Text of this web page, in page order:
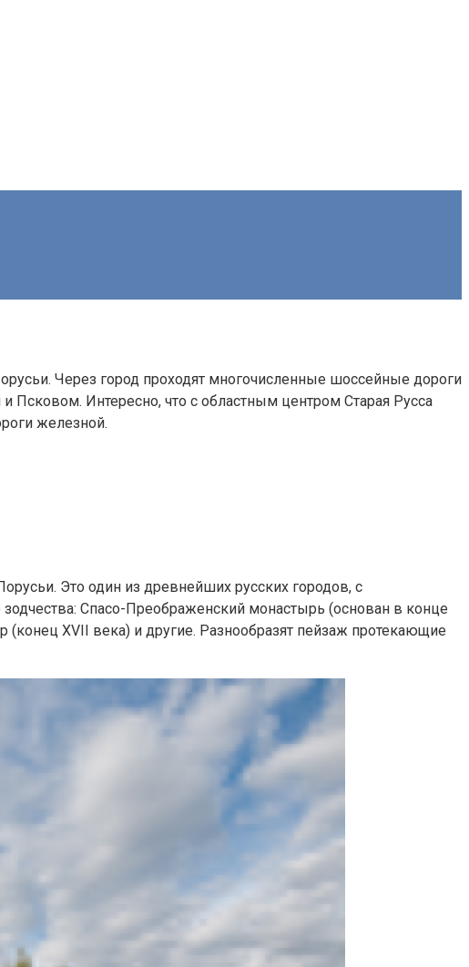
Через город проходят многочисленные шоссейные дороги
Псковом. Интересно, что с областным центром Старая Русса
железной.
Это один из древнейших русских городов, с
Спасо-Преображенский монастырь (основан в конце
XVII века) и другие. Разнообразят пейзаж протекающие